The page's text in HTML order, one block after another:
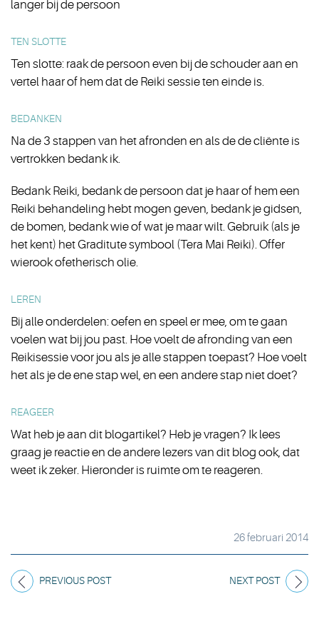
langer bij de persoon
TEN SLOTTE
Ten slotte: raak de persoon even bij de schouder aan en
vertel haar of hem dat de Reiki sessie ten einde is.
BEDANKEN
Na de 3 stappen van het afronden en als de de cliënte is
vertrokken bedank ik.
Bedank Reiki, bedank de persoon dat je haar of hem een
Reiki behandeling hebt mogen geven, bedank je gidsen,
de bomen, bedank wie of wat je maar wilt. Gebruik (als je
het kent) het Graditute symbool (Tera Mai Reiki). Offer
wierook ofetherisch olie.
LEREN
Bij alle onderdelen: oefen en speel er mee, om te gaan
voelen wat bij jou past. Hoe voelt de afronding van een
Reikisessie voor jou als je alle stappen toepast? Hoe voelt
het als je de ene stap wel, en een andere stap niet doet?
REAGEER
Wat heb je aan dit blogartikel? Heb je vragen? Ik lees
graag je reactie en de andere lezers van dit blog ook, dat
weet ik zeker. Hieronder is ruimte om te reageren.
26 februari 2014
PREVIOUS POST NEXT POST